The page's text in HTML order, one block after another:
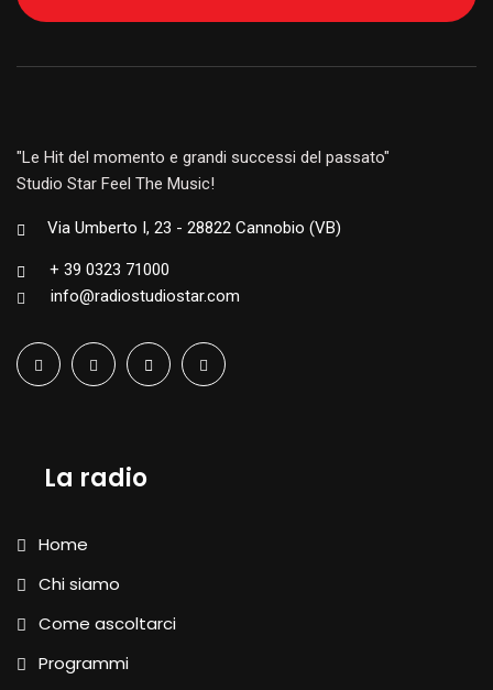
"Le Hit del momento e grandi successi del passato"
Studio Star Feel The Music!
Via Umberto I, 23 - 28822 Cannobio (VB)
+ 39 0323 71000
info@radiostudiostar.com
La radio
Home
Chi siamo
Come ascoltarci
Programmi